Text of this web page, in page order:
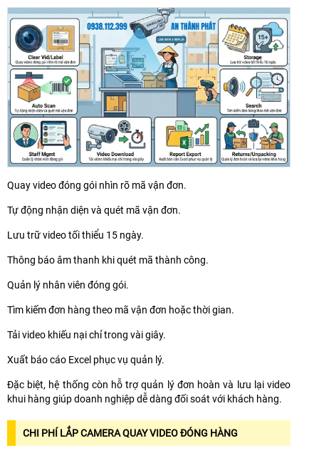
Quay video đóng gói nhìn rõ mã vận đơn.
Tự động nhận diện và quét mã vận đơn.
Lưu trữ video tối thiểu 15 ngày.
Thông báo âm thanh khi quét mã thành công.
Quản lý nhân viên đóng gói.
Tìm kiếm đơn hàng theo mã vận đơn hoặc thời gian.
Tải video khiếu nại chỉ trong vài giây.
Xuất báo cáo Excel phục vụ quản lý.
Đặc biệt, hệ thống còn hỗ trợ quản lý đơn hoàn và lưu lại video
khui hàng giúp doanh nghiệp dễ dàng đối soát với khách hàng.
CHI PHÍ LẮP CAMERA QUAY VIDEO ĐÓNG HÀNG